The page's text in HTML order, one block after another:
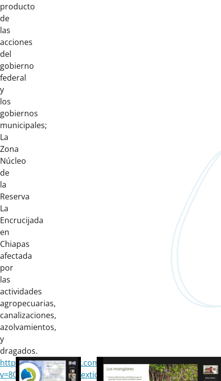
producto
de
las
acciones
del
gobierno
federal
y
los
gobiernos
municipales;
La
Zona
Núcleo
de
la
Reserva
La
Encrucijada
en
Chiapas
afectada
por
las
actividades
agropecuarias,
canalizaciones,
azolvamientos,
y
dragados.
https://www.facebook.com/watch/?
v=803129430430124&extid=7OjfqqAtPvAoSvbf